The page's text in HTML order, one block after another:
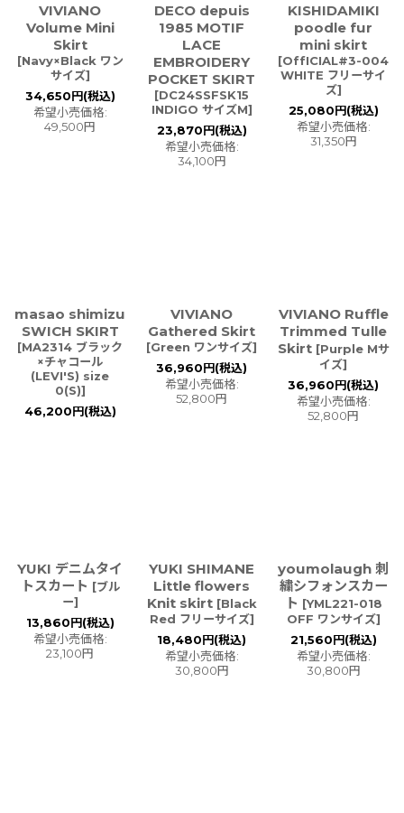
VIVIANO
Volume Mini
Skirt
[Navy×Black ワン
サイズ]
34,650円(税込)
希望小売価格:
49,500円
DECO depuis
1985 MOTIF
LACE
EMBROIDERY
POCKET SKIRT
[DC24SSFSK15
INDIGO サイズM]
23,870円(税込)
希望小売価格:
34,100円
KISHIDAMIKI
poodle fur
mini skirt
[OffICIAL#3-004
WHITE フリーサイ
ズ]
25,080円(税込)
希望小売価格:
31,350円
masao shimizu
SWICH SKIRT
[MA2314 ブラック
×チャコール
(LEVI'S) size
0(S)]
46,200円(税込)
VIVIANO
Gathered Skirt
[Green ワンサイズ]
36,960円(税込)
希望小売価格:
52,800円
VIVIANO Ruffle
Trimmed Tulle
Skirt [Purple Mサ
イズ]
36,960円(税込)
希望小売価格:
52,800円
YUKI デニムタイ
トスカート [ブル
ー]
13,860円(税込)
希望小売価格:
23,100円
YUKI SHIMANE
Little flowers
Knit skirt [Black
Red フリーサイズ]
18,480円(税込)
希望小売価格:
30,800円
youmolaugh 刺
繍シフォンスカー
ト [YML221-018
OFF ワンサイズ]
21,560円(税込)
希望小売価格:
30,800円